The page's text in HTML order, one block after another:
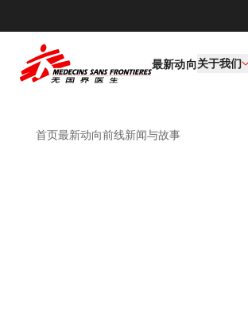
最新动向关于我们
首页最新动向前线新闻与故事